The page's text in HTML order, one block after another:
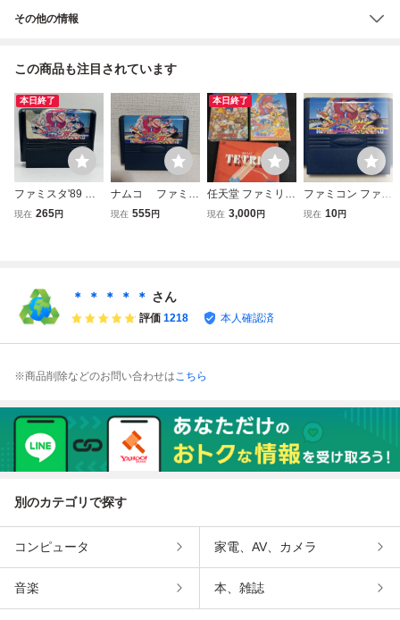
その他の情報
この商品も注目されています
本日終了
ファミスタ'89 開
幕版!! 1989 NAMC
ト カセット カー
トリッジ
現在 265円
ナムコ ファミス
タ89（開幕版）
現在 555円
本日終了
任天堂 ファミリー
コンピュータ用ソ
現在 3,000円
ファミコン ファミ
スタ 89 開幕版
現在 10円
＊ ＊ ＊ ＊ ＊ さん
評価 1218 本人確認済
※商品削除などのお問い合わせはこちら
別のカテゴリで探す
コンピュータ 家電、AV、カメラ
音楽 本、雑誌